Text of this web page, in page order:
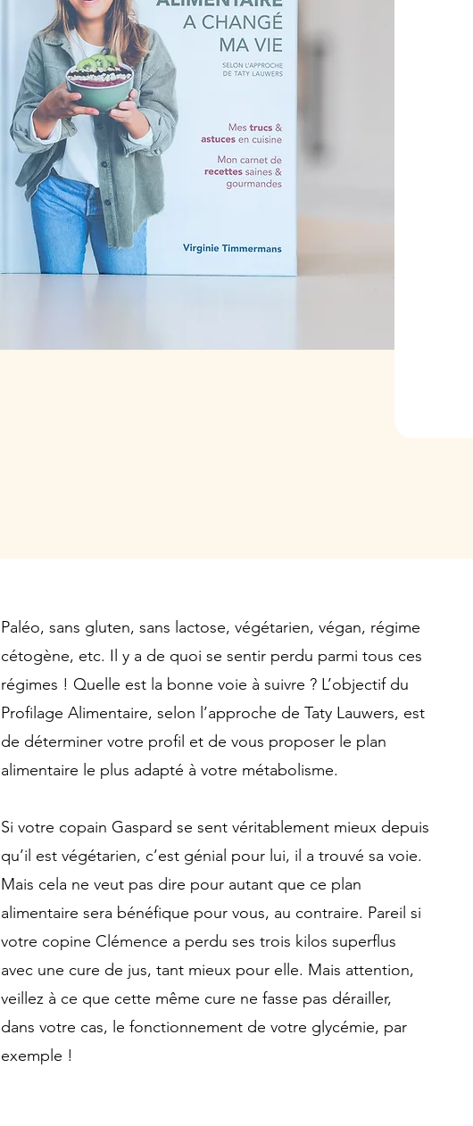
Paléo, sans gluten, sans lactose, végétarien, végan, régime
cétogène, etc. Il y a de quoi se sentir perdu parmi tous ces
régimes ! Quelle est la bonne voie à suivre ? L’objectif du
Profilage Alimentaire, selon l’approche de Taty Lauwers, est
de déterminer votre profil et de vous proposer le plan
alimentaire le plus adapté à votre métabolisme.
Si votre copain Gaspard se sent véritablement mieux depuis
qu’il est végétarien, c’est génial pour lui, il a trouvé sa voie.
Mais cela ne veut pas dire pour autant que ce plan
alimentaire sera bénéfique pour vous, au contraire. Pareil si
votre copine Clémence a perdu ses trois kilos superflus
avec une cure de jus, tant mieux pour elle. Mais attention,
veillez à ce que cette même cure ne fasse pas dérailler,
dans votre cas, le fonctionnement de votre glycémie, par
exemple !